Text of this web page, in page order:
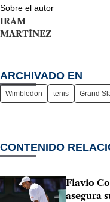
Sobre el autor
IRAM
MARTÍNEZ
ARCHIVADO EN
Wimbledon tenis Grand
CONTENIDO
Flavio
asegura